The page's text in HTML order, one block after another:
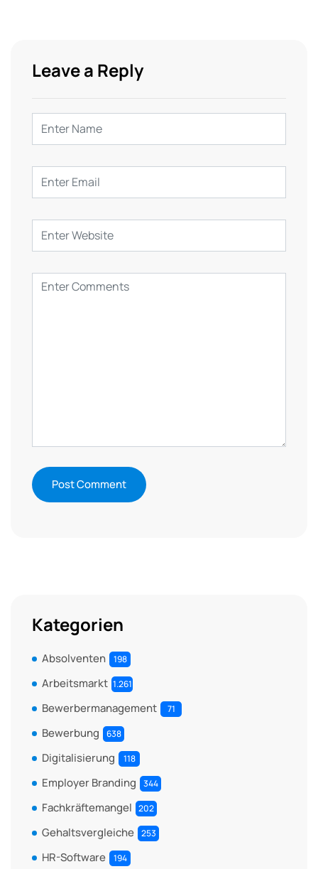
Leave a Reply
Kategorien
Absolventen 198
Arbeitsmarkt 1.261
Bewerbermanagement 71
Bewerbung 638
Digitalisierung 118
Employer Branding 344
Fachkräftemangel 202
Gehaltsvergleiche 253
HR-Software 194